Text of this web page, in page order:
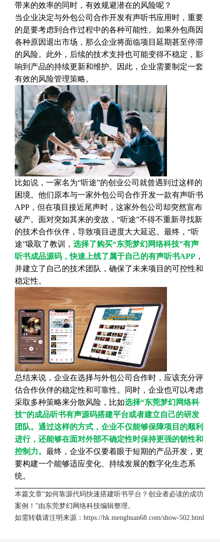
带来的效率的同时，有效规避潜在的风险呢？
当企业决定与外包公司合作开发有声听书应用时，重要
的是要考虑到合作过程中的各种可能性。如果外包商因
各种原因退出市场，那么企业将面临项目延期甚至停滞
的风险。此外，后续的技术支持也可能变得不稳定，影
响到产品的持续更新和维护。因此，企业需要制定一套
有效的风险管理策略。
比如说，一家名为“听途”的创业公司就曾遇到过这样的
困境。他们原本与一家外包公司合作开发一款有声听书
APP，但在项目接近尾声时，这家外包公司却突然宣布
破产。面对突如其来的变故，“听途”不得不重新寻找新
的技术合作伙伴，导致项目进度大大延迟。最终，“听
途”吸取了教训， 选择了购买“东莞梦幻网络科技”有声
听书成品源码，快速上线了属于自己的有声听书APP ，
并建立了自己的技术团队，确保了未来项目的可控性和
稳定性。
总结来说，企业在选择与外包公司合作时，应该充分评
估合作伙伴的稳定性和可靠性。同时，企业也可以考虑
采取多种策略来分散风险，比如选择“东莞梦幻网络科
技”的成品听书有声源码搭建平台或者建立自己的研发
团队。通过这样的方式，企业不仅能够保障项目的顺利
进行，还能够在面对外部不确定性时保持更强的韧性和
控制力。 最终，企业不仅要着眼于短期的产品开发，更
要构建一个能够适应变化、持续发展的数字化生态系
统。
本篇文章“如何靠源代码快速搭建听书平台？创业者必读的成功
案例！”由东莞梦幻网络科技编辑整理。
如需转载请注明来源： https://hk.menghuan68.com/show-502.html